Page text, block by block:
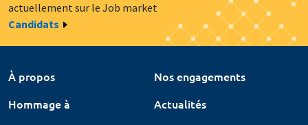
actuellement sur le Job market
Candidats
À propos
Nos engagements
Hommage à
Actualités